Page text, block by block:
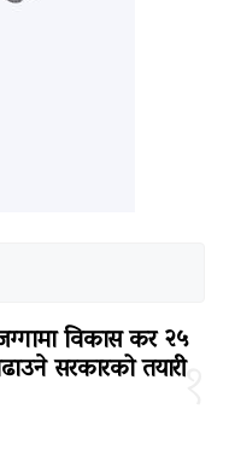
१
विकास कर २५
सरकारको तयारी